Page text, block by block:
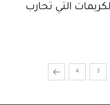
التي تحارب
3
4